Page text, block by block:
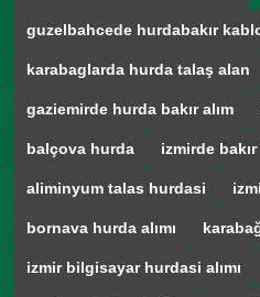
guzelbahcede hurdabakır
karabaglarda hurda talaş alan
gaziemirde hurda bakır alım
balçova hurda izmirde
aliminyum talas hurdasi
bornava hurda alımı
izmir bilgisayar hurdasi alımı